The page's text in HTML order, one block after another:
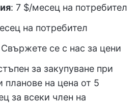
: 7 $/месец на потребител
на потребител
се с нас за цени
за закупуване при
планове на цена от 5
за всеки член на